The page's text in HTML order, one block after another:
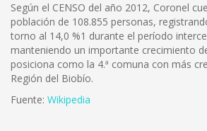
Según el CENSO del año 2012, Coronel
población de 108.855 personas,
torno al 14,0 %1 durante el período
manteniendo un importante crecimiento
posiciona como la 4.ª comuna con más
Región del Biobío.
Fuente: Wikipedia